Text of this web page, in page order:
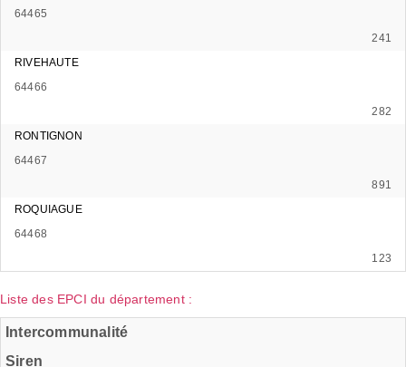
64465
241
RIVEHAUTE
64466
282
RONTIGNON
64467
891
ROQUIAGUE
64468
123
Liste des EPCI du département :
Intercommunalité
Siren